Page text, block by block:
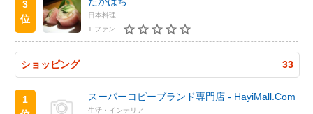
3
位
日本料理
1 ファン
ショッピング 33
1
スーパーコピーブランド専門店 - HayiMall.Com
生活・インテリア